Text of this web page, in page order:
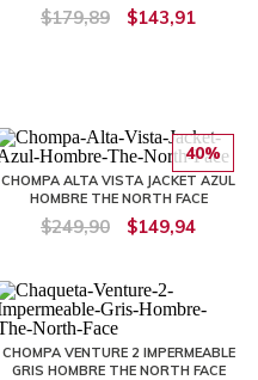
$179,89 $143,91
40%
CHOMPA ALTA VISTA JACKET AZUL
HOMBRE THE NORTH FACE
$249,90 $149,94
CHOMPA VENTURE 2 IMPERMEABLE
GRIS HOMBRE THE NORTH FACE